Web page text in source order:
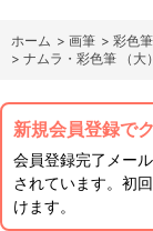
ホーム > 画筆 > 彩色
> ナムラ・彩色筆 （大
新規会員登録で
会員登録完了メー
されています。初
けます。